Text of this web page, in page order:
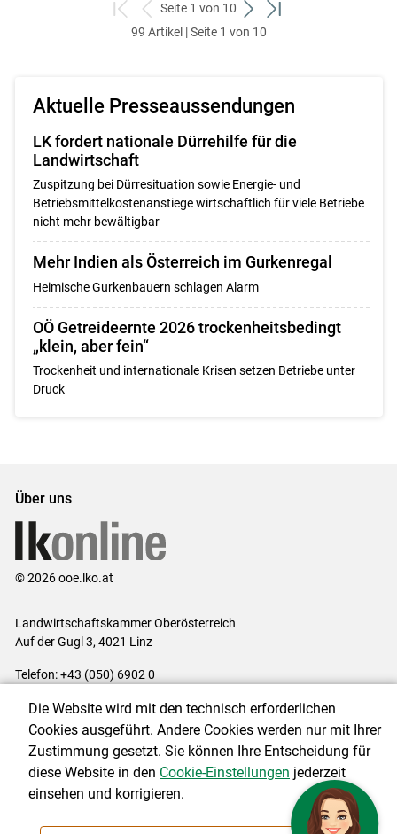
zum
ersten
zurück
zum
Seite 1 von 10
weiter
zum
zum
99 Artikel | Seite 1 von 10
Aktuelle Presseaussendungen
LK fordert nationale Dürrehilfe für die
Landwirtschaft
Zuspitzung bei Dürresituation sowie Energie- und
Betriebsmittelkostenanstiege wirtschaftlich für viele Betriebe
nicht mehr bewältigbar
Mehr Indien als Österreich im Gurkenregal
Heimische Gurkenbauern schlagen Alarm
OÖ Getreideernte 2026 trockenheitsbedingt
„klein, aber fein“
Trockenheit und internationale Krisen setzen Betriebe unter
Druck
Über uns
© 2026 ooe.lko.at
Landwirtschaftskammer Oberösterreich
Auf der Gugl 3, 4021 Linz
Telefon: +43 (050) 6902 0
Impressum|Kontakt|Gewinnspiele|Datenschutzerklärung |
Barrierefreiheit | Cookie-Einstellungen
NEWSLETTER
Die Website wird mit den technisch erforderlichen
Cookies ausgeführt. Andere Cookies werden nur mit Ihrer
Zustimmung gesetzt. Sie können Ihre Entscheidung für
diese Website in den Cookie-Einstellungen jederzeit
einsehen und korrigieren.